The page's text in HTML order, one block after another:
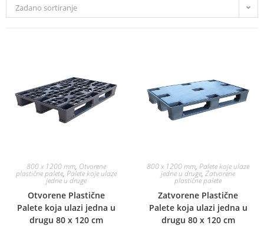
Zadano sortiranje
800 x 1200 mm, Otvorene
plastične palete, Palete koje ulaze
jedne u druge
Otvorene Plastične
Palete koja ulazi jedna u
drugu 80 x 120 cm
800 x 1200 mm, Palete koje ulaze
jedne u druge, Zatvorene
plastične palete
Zatvorene Plastične
Palete koja ulazi jedna u
drugu 80 x 120 cm